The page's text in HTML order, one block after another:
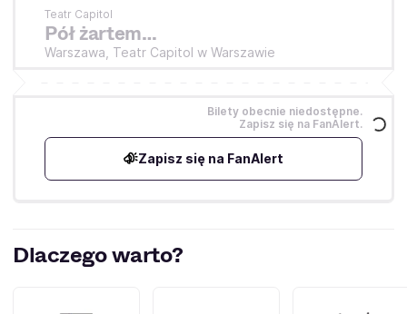
Teatr Capitol
Pół żartem…
Warszawa, Teatr Capitol w Warszawie
Bilety obecnie niedostępne.
Zapisz się na FanAlert.
Zapisz się na FanAlert
Dlaczego warto?